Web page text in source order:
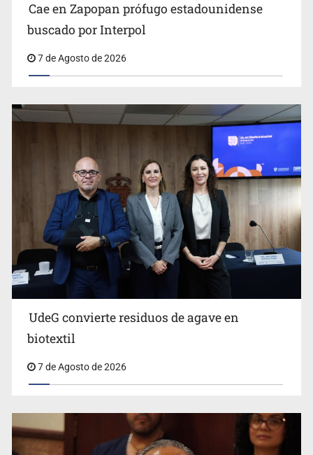
Ya hay solicitud de audiencia de imputación en caso Eli
Cae en Zapopan prófugo estadounidense buscado por
Cae en Zapopan prófugo estadounidense
buscado por Interpol
7 de Agosto de 2026
UdeG convierte residuos de agave en
biotextil
7 de Agosto de 2026